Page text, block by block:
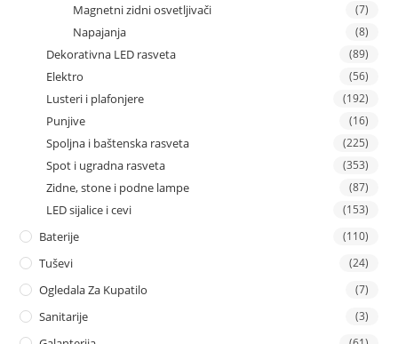
Magnetni zidni osvetljivači (7)
Napajanja (8)
Dekorativna LED rasveta (89)
Elektro (56)
Lusteri i plafonjere (192)
Punjive (16)
Spoljna i baštenska rasveta (225)
Spot i ugradna rasveta (353)
Zidne, stone i podne lampe (87)
LED sijalice i cevi (153)
Baterije (110)
Tuševi (24)
Ogledala Za Kupatilo (7)
Sanitarije (3)